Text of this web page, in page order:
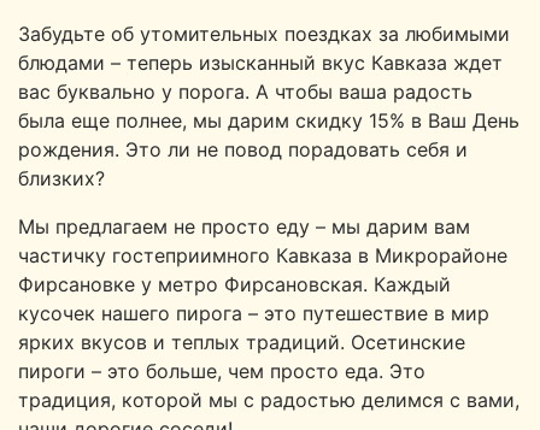
Забудьте об утомительных поездках за любимыми
блюдами – теперь изысканный вкус Кавказа ждет
вас буквально у порога. А чтобы ваша радость
была еще полнее, мы дарим скидку 15% в Ваш День
рождения. Это ли не повод порадовать себя и
близких?
Мы предлагаем не просто еду – мы дарим вам
частичку гостеприимного Кавказа в Микрорайоне
Фирсановке у метро Фирсановская. Каждый
кусочек нашего пирога – это путешествие в мир
ярких вкусов и теплых традиций. Осетинские
пироги – это больше, чем просто еда. Это
традиция, которой мы с радостью делимся с вами,